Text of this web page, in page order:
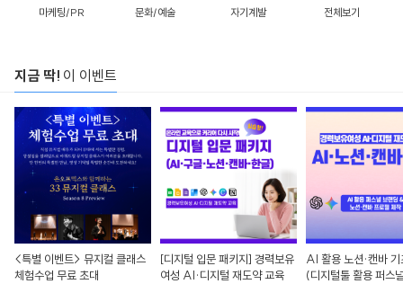
마케팅/PR 문화/예술 자기계발 전체보기
지금 딱!이 이벤트
<특별 이벤트> 뮤지컬 클래스
체험수업 무료 초대
[디지털 입문 패키지] 경력보유
여성 AI·디지털 재도약 교육
AI 활용 노션·캔바 기
(디지털툴 활용 퍼스